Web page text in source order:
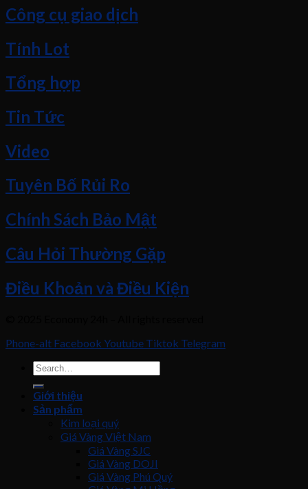
Công cụ giao dịch
Tính Lot
Tổng hợp
Tin Tức
Video
Tuyên Bố Rủi Ro
Chính Sách Bảo Mật
Câu Hỏi Thường Gặp
Điều Khoản và Điều Kiện
Phone-alt Facebook Youtube Tiktok Telegram
Giới thiệu
Sản phẩm
Kim loại quý
Giá Vàng Việt Nam
Giá Vàng SJC
Giá Vàng DOJI
Giá Vàng Phú Quý